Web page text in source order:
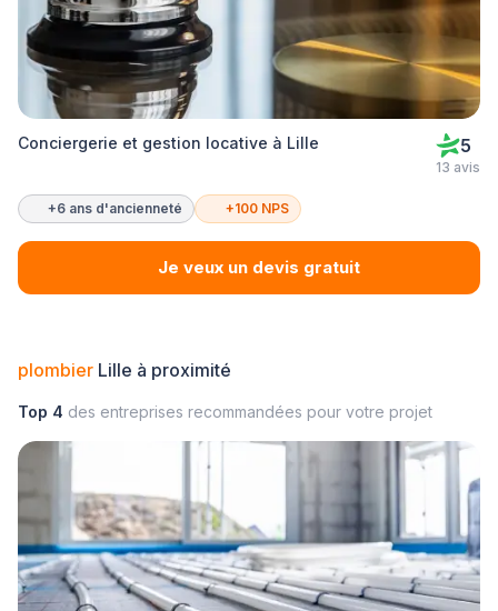
Conciergerie et gestion locative à Lille 5
13 avis
+6 ans d'ancienneté +100 NPS
Je veux un devis gratuit
plombier Lille à proximité
Top 4 des entreprises recommandées pour votre projet